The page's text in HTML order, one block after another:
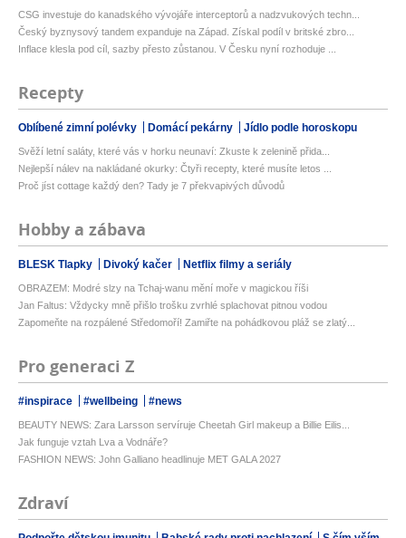
CSG investuje do kanadského vývojáře interceptorů a nadzvukových techn...
Český byznysový tandem expanduje na Západ. Získal podíl v britské zbro...
Inflace klesla pod cíl, sazby přesto zůstanou. V Česku nyní rozhoduje ...
Recepty
Oblíbené zimní polévky Domácí pekárny Jídlo podle horoskopu
Svěží letní saláty, které vás v horku neunaví: Zkuste k zelenině přida...
Nejlepší nálev na nakládané okurky: Čtyři recepty, které musíte letos ...
Proč jíst cottage každý den? Tady je 7 překvapivých důvodů
Hobby a zábava
BLESK Tlapky Divoký kačer Netflix filmy a seriály
OBRAZEM: Modré slzy na Tchaj-wanu mění moře v magickou říši
Jan Faltus: Vždycky mně přišlo trošku zvrhlé splachovat pitnou vodou
Zapomeňte na rozpálené Středomoří! Zamiřte na pohádkovou pláž se zlatý...
Pro generaci Z
#inspirace #wellbeing #news
BEAUTY NEWS: Zara Larsson servíruje Cheetah Girl makeup a Billie Eilis...
Jak funguje vztah Lva a Vodnáře?
FASHION NEWS: John Galliano headlinuje MET GALA 2027
Zdraví